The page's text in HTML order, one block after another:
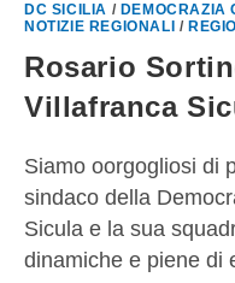
DC SICILIA / DEMOCRAZIA
NOTIZIE REGIONALI /
Rosario
Villafranca
Siamo oorgogliosi di
sindaco della
Sicula e la sua
dinamiche e piene di